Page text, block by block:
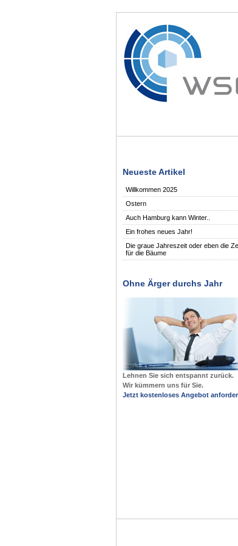
Neueste Artikel
Willkommen 2025
Ostern
Auch Hamburg kann Winter..
Ein frohes neues Jahr!
Die graue Jahreszeit oder eben die
für die Bäume
Ohne Ärger durchs Jahr
Lehnen Sie sich entspannt zurück.
Wir kümmern uns für Sie.
Jetzt kostenloses Angebot